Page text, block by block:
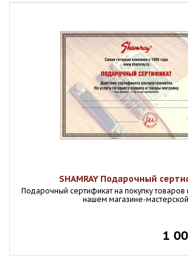
SHAMRAY Подарочный
Подарочный сертификат на покупку товаров
нашем магазине-
1